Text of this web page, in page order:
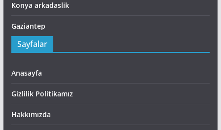
Konya arkadaslik
Gaziantep
Sayfalar
Anasayfa
Gizlilik Politikamız
Hakkımızda